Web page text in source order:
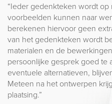
“Ieder gedenkteken wordt
voorbeelden kunnen naar
berekenen hiervoor geen
van het gedenkteken wordt
materialen en de
persoonlijke gesprek goed te
eventuele alternatieven,
Meteen na het ontwerpen
plaatsing.”